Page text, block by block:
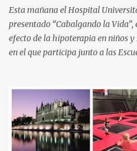
Esta mañana el Hospital
presentado “Cabalgando la
efecto de la hipoterapia en niños
en el que participa junto a las
presencia de Emilio Zegrí,
Anna Llort, adjunta del Servicio
Hospital Vall d’Hebron e
Traslacional en Cáncer en la